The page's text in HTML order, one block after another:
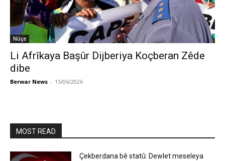
Nûçe
Li Afrîkaya Başûr Dijberiya Koçberan Zêde
dibe
Berwar News - 15/06/2026
MOST READ
Çekberdana bê statû: Dewlet meseleya